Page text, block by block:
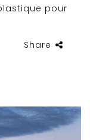
pour
Share